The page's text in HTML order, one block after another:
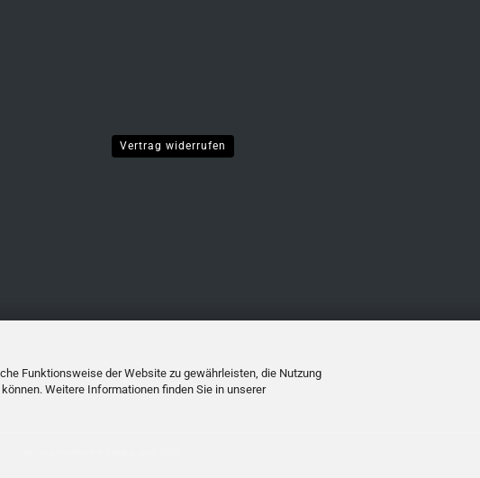
Funktionsweise der Website zu gewährleisten, die Nutzung
Weitere Informationen finden Sie in unserer
Vertrag widerrufen